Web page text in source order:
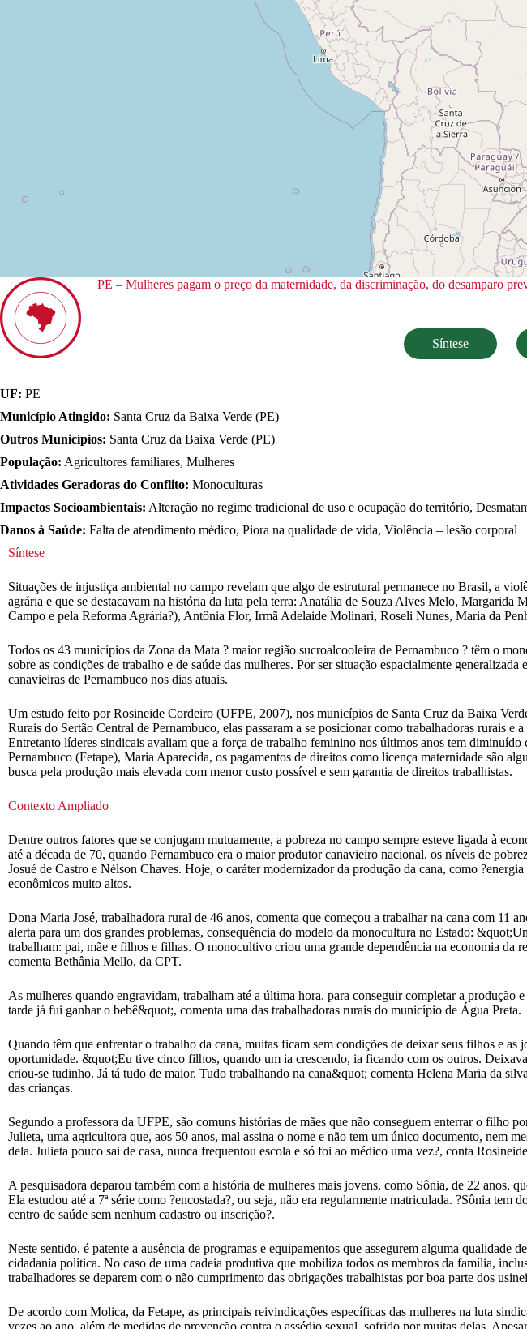
PE – Mulheres pagam o preço da maternidade, da discriminação, do desamparo
Síntese
UF: PE
Município Atingido: Santa Cruz da Baixa Verde (PE)
Outros Municípios: Santa Cruz da Baixa Verde (PE)
População: Agricultores familiares, Mulheres
Atividades Geradoras do Conflito: Monoculturas
Impactos Socioambientais: Alteração no regime tradicional de uso e ocupação do território,
Danos à Saúde: Falta de atendimento médico, Piora na qualidade de vida, Violência – lesão corporal
Síntese
Situações de injustiça ambiental no campo revelam que algo de estrutural permanece no Brasil, a
agrária e que se destacavam na história da luta pela terra: Anatália de Souza Alves Melo,
Campo e pela Reforma Agrária?), Antônia Flor, Irmã Adelaide Molinari, Roseli Nunes, Maria da
Todos os 43 municípios da Zona da Mata ? maior região sucroalcooleira de Pernambuco ? têm o
sobre as condições de trabalho e de saúde das mulheres. Por ser situação espacialmente
canavieiras de Pernambuco nos dias atuais.
Um estudo feito por Rosineide Cordeiro (UFPE, 2007), nos municípios de Santa Cruz da Baixa
Rurais do Sertão Central de Pernambuco, elas passaram a se posicionar como trabalhadoras rurais
Entretanto líderes sindicais avaliam que a força de trabalho feminino nos últimos anos tem
Pernambuco (Fetape), Maria Aparecida, os pagamentos de direitos como licença maternidade são
busca pela produção mais elevada com menor custo possível e sem garantia de direitos trabalhistas.
Contexto Ampliado
Dentre outros fatores que se conjugam mutuamente, a pobreza no campo sempre esteve ligada à
até a década de 70, quando Pernambuco era o maior produtor canavieiro nacional, os níveis de
Josué de Castro e Nélson Chaves. Hoje, o caráter modernizador da produção da cana, como
econômicos muito altos.
Dona Maria José, trabalhadora rural de 46 anos, comenta que começou a trabalhar na cana com
alerta para um dos grandes problemas, consequência do modelo da monocultura no Estado:
trabalham: pai, mãe e filhos e filhas. O monocultivo criou uma grande dependência na economia
comenta Bethânia Mello, da CPT.
As mulheres quando engravidam, trabalham até a última hora, para conseguir completar a
tarde já fui ganhar o bebê&quot;, comenta uma das trabalhadoras rurais do município de Água Preta.
Quando têm que enfrentar o trabalho da cana, muitas ficam sem condições de deixar seus filhos e
oportunidade. &quot;Eu tive cinco filhos, quando um ia crescendo, ia ficando com os outros.
criou-se tudinho. Já tá tudo de maior. Tudo trabalhando na cana&quot; comenta Helena Maria da
das crianças.
Segundo a professora da UFPE, são comuns histórias de mães que não conseguem enterrar o filho
Julieta, uma agricultora que, aos 50 anos, mal assina o nome e não tem um único documento, nem
dela. Julieta pouco sai de casa, nunca frequentou escola e só foi ao médico uma vez?, conta
A pesquisadora deparou também com a história de mulheres mais jovens, como Sônia, de 22
Ela estudou até a 7ª série como ?encostada?, ou seja, não era regularmente matriculada. ?Sônia
centro de saúde sem nenhum cadastro ou inscrição?.
Neste sentido, é patente a ausência de programas e equipamentos que assegurem alguma
cidadania política. No caso de uma cadeia produtiva que mobiliza todos os membros da família,
trabalhadores se deparem com o não cumprimento das obrigações trabalhistas por boa parte dos
De acordo com Molica, da Fetape, as principais reivindicações específicas das mulheres na luta
vezes ao ano, além de medidas de prevenção contra o assédio sexual, sofrido por muitas delas.